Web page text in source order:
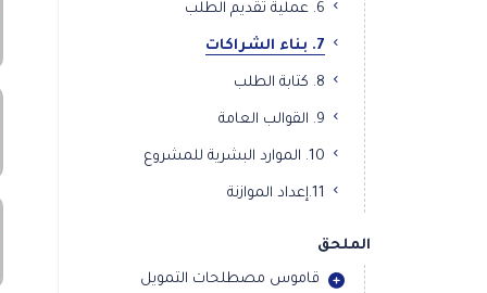
6. عملية تقديم الطلب
7. بناء الشراكات
8. كتابة الطلب
9. القوالب العامة
10. الموارد البشرية للمشروع
11.إعداد الموازنة
الملحق
قاموس مصطلحات التمويل